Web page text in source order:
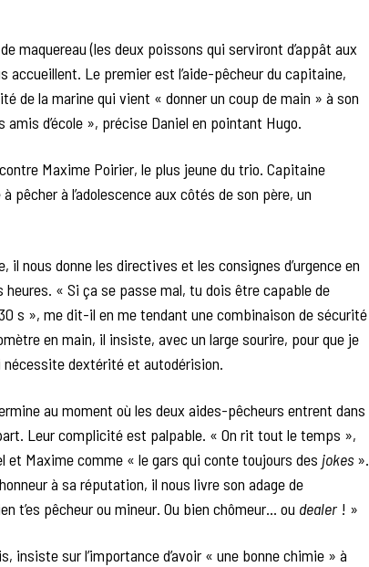
maquereau (les deux poissons qui serviront d’appât aux
accueillent. Le premier est l’aide-pêcheur du capitaine,
de la marine qui vient « donner un coup de main » à son
d’école », précise Daniel en pointant Hugo.
Maxime Poirier, le plus jeune du trio. Capitaine
pêcher à l’adolescence aux côtés de son père, un
il nous donne les directives et les consignes d’urgence en
heures. « Si ça se passe mal, tu dois être capable de
s », me dit-il en me tendant une combinaison de sécurité
en main, il insiste, avec un large sourire, pour que je
nécessite dextérité et autodérision.
au moment où les deux aides-pêcheurs entrent dans
Leur complicité est palpable. « On rit tout le temps »,
et Maxime comme « le gars qui conte toujours des jokes».
à sa réputation, il nous livre son adage de
t’es pêcheur ou mineur. Ou bien chômeur… ou dealer ! »
insiste sur l’importance d’avoir « une bonne chimie » à